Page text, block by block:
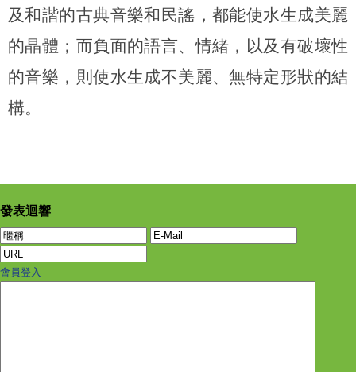
及和諧的古典音樂和民謠，都能使水生成美麗
的晶體；而負面的語言、情緒，以及有破壞性
的音樂，則使水生成不美麗、無特定形狀的結
構。
發表迴響
會員登入